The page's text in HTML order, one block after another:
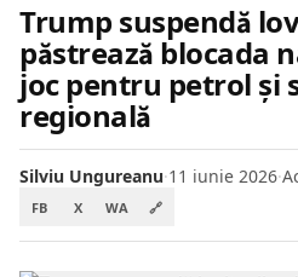
Trump suspendă
păstrează blocada
joc pentru petrol și
regională
Silviu Ungureanu·11 iunie 2026·
FB X WA 🔗